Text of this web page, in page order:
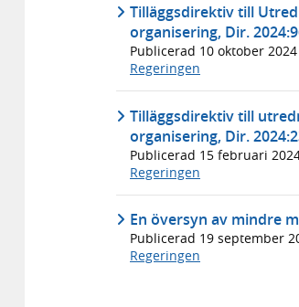
Tilläggsdirektiv till
organisering, Dir.
Publicerad 10 oktober 2024
Regeringen
Tilläggsdirektiv till
organisering, Dir.
Publicerad 15 februari
Regeringen
En översyn av mindre
Publicerad 19 september
Regeringen